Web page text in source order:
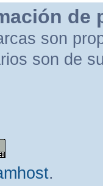
de
son
son de
.